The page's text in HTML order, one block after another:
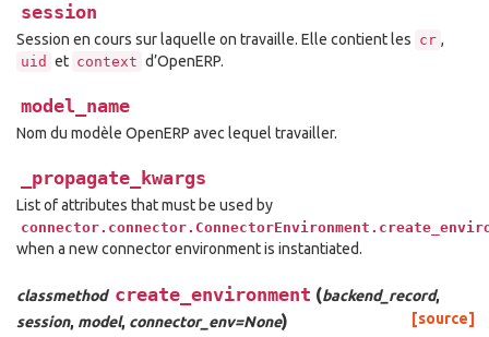
session
Session en cours sur laquelle on travaille. Elle contient les cr ,
uid et context d’OpenERP.
model_name
Nom du modèle OpenERP avec lequel travailler.
_propagate_kwargs
List of attributes that must be used by
when a new connector environment is instantiated.
classmethod create_environment (backend_record,
session, model, connector_env=None)
[source]